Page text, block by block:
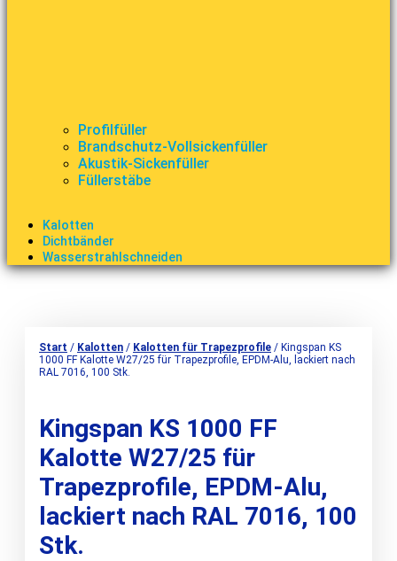
Profilfüller
Brandschutz-Vollsickenfüller
Akustik-Sickenfüller
Füllerstäbe
Kalotten
Dichtbänder
Wasserstrahlschneiden
Start / Kalotten / Kalotten für Trapezprofile / Kingspan KS
1000 FF Kalotte W27/25 für Trapezprofile, EPDM-Alu, lackiert nach
RAL 7016, 100 Stk.
Kingspan KS 1000 FF
Kalotte W27/25 für
Trapezprofile, EPDM-Alu,
lackiert nach RAL 7016, 100
Stk.